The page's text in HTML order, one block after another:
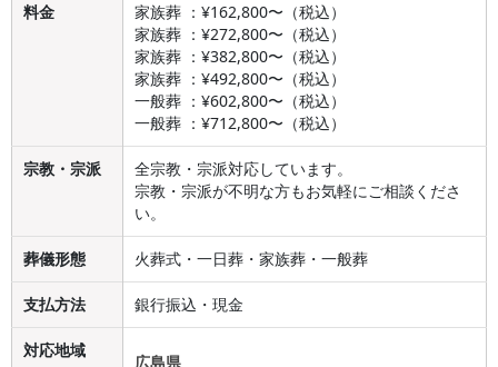
料金
家族葬 ：¥162,800〜（税込）
家族葬 ：¥272,800〜（税込）
家族葬 ：¥382,800〜（税込）
家族葬 ：¥492,800〜（税込）
一般葬 ：¥602,800〜（税込）
一般葬 ：¥712,800〜（税込）
宗教・宗派
全宗教・宗派対応しています。
宗教・宗派が不明な方もお気軽にご相談くださ
い。
葬儀形態 火葬式・一日葬・家族葬・一般葬
支払方法 銀行振込・現金
対応地域
広島県